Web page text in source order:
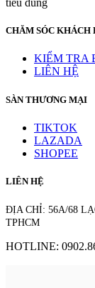
tiêu dùng
CHĂM SÓC KHÁCH
KIỂM TRA
LIÊN HỆ
SÀN THƯƠNG MẠI
TIKTOK
LAZADA
SHOPEE
LIÊN HỆ
ĐỊA CHỈ: 56A/68
TPHCM
HOTLINE: